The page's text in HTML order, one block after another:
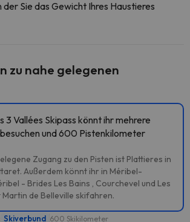
der Sie das Gewicht Ihres Haustieres
zu nahe gelegenen
3 Vallées Skipass könnt ihr mehrere
und 600 Pistenkilometer
Zugang zu den Pisten ist Plattieres in
Außerdem könnt ihr in Méribel-
- Brides Les Bains , Courchevel und Les
de Belleville skifahren.
Skiverbund 600 Skikilometer